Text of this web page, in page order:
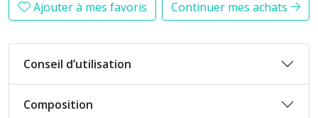
Ajouter à mes favoris Continuer mes achats
Conseil d’utilisation
Composition